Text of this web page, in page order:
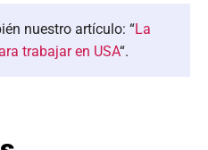
nuestro artículo: “La
trabajar en USA“.